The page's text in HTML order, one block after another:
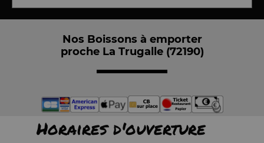
Nos Boissons à emporter
proche La Trugalle (72190)
Horaires d'ouverture